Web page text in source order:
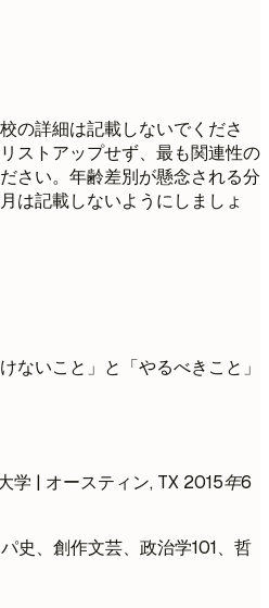
の詳細は記載しないでくださ
ストアップせず、最も関連性の
さい。年齢差別が懸念される分
は記載しないようにしましょ
ないこと」と「やるべきこと」
学 | オースティン, TX 2015年6
史、創作文芸、政治学101、哲